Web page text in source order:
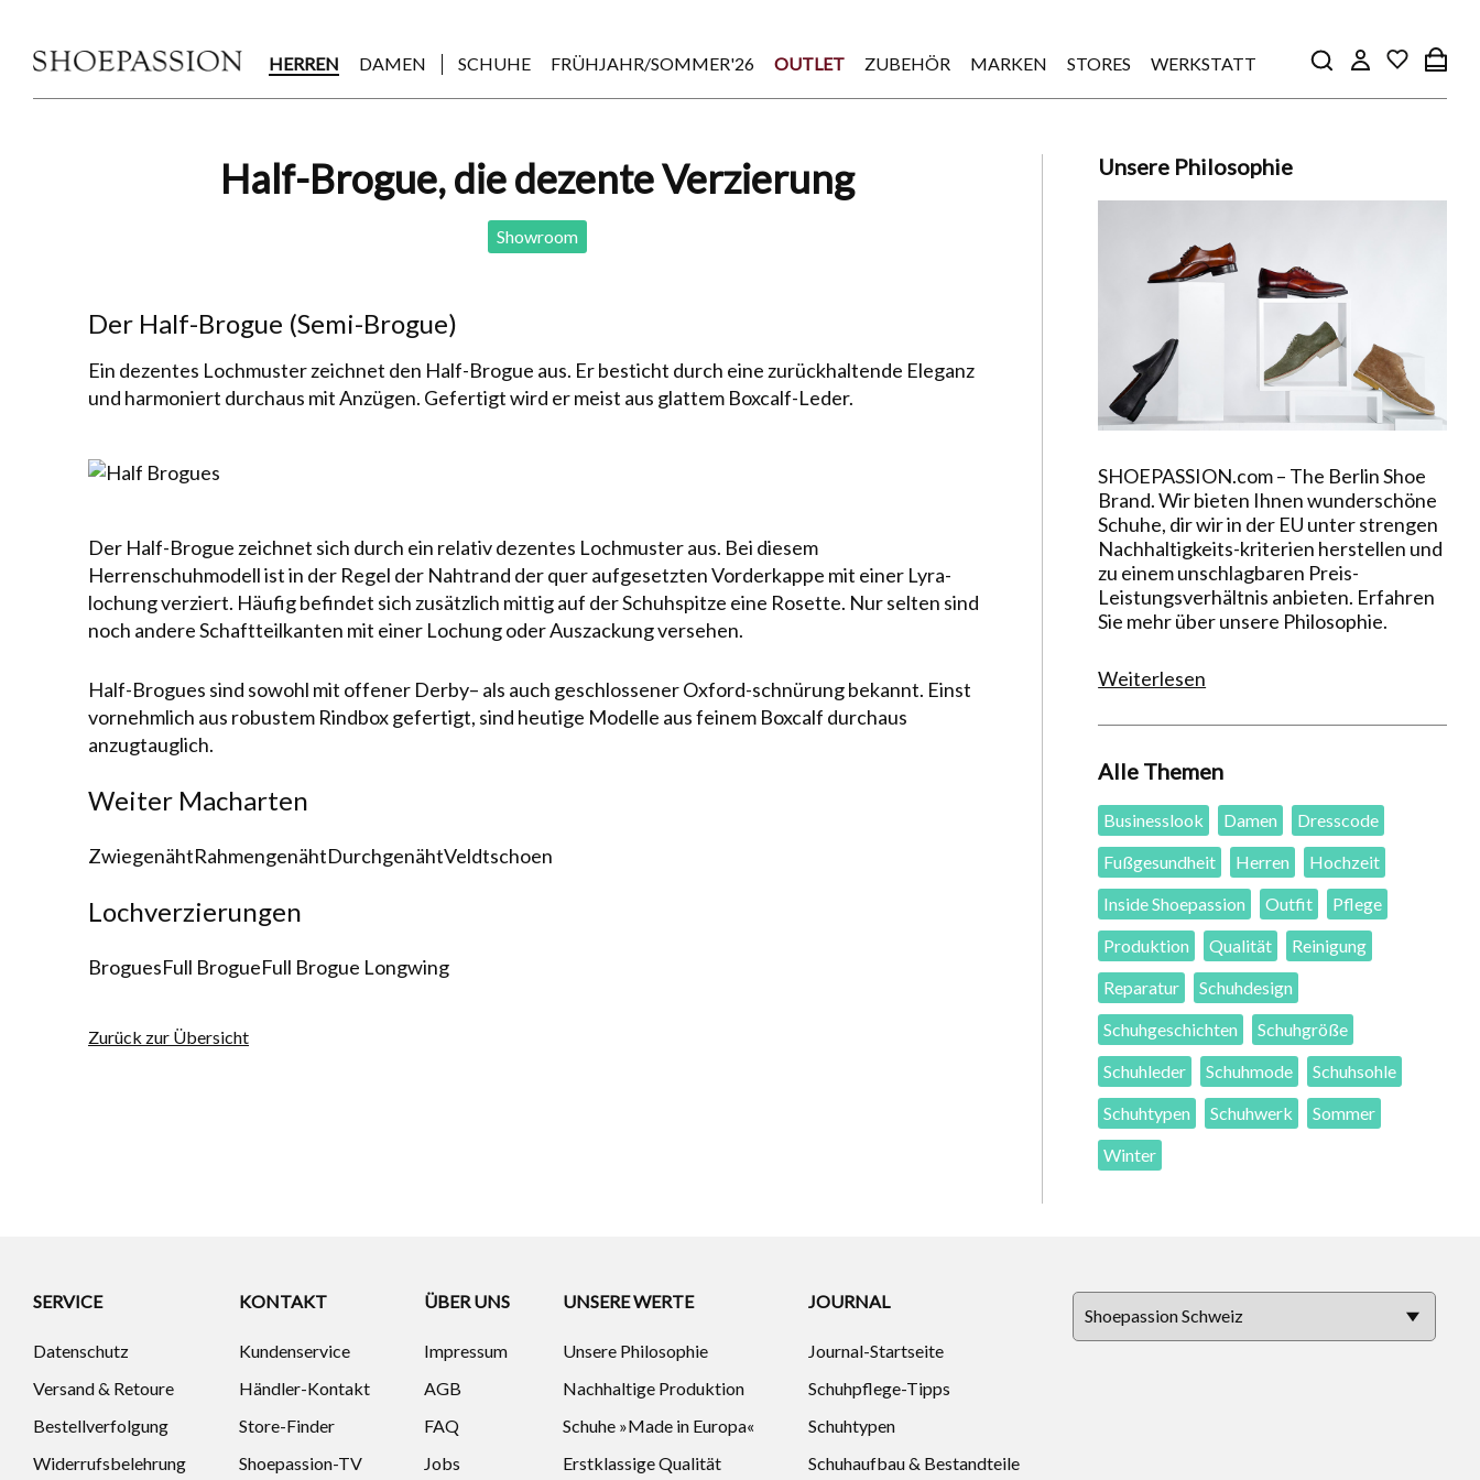
HERREN DAMEN SCHUHE FRÜHJAHR/SOMMER'26 OUTLET ZUBEHÖR MARKEN STORES WERKSTATT
Half-Brogue, die dezente Verzierung
Showroom
Der Half-Brogue (Semi-Brogue)
Ein dezentes Loch­mus­ter zeichnet den Half-Brogue aus. Er besticht durch eine zurückhaltende Eleganz
und harmoniert durchaus mit Anzügen. Gefertigt wird er meist aus glattem Boxcalf-Leder.
Der Half-Brogue zeichnet sich durch ein relativ dezentes Loch­muster aus. Bei diesem
Herrenschuhmodellist in der Regel der Naht­rand der quer aufgesetzten Vorderkappe mit einer Ly­ra­
loch­ung ver­ziert. Häufig befin­det sich zusätzlich mittig auf der Schuhspitze eine Rosette. Nur selten sind
noch andere Schaft­teilkanten mit einer Loch­ung oder Auszackung versehen.
Half-Brogues sind sowohl mit offener Derby– als auch geschlossenerOx­ford­-schnürung bekannt. Einst
vornehmlich aus robustem Rindboxgefertigt, sind heutige Modelle aus feinem Boxcalf durchaus
anzugtauglich.
Weiter Macharten
ZwiegenähtRahmengenähtDurchgenähtVeldtschoen
Lochverzierungen
BroguesFull BrogueFull Brogue Longwing
Zurück zur Übersicht
Unsere Philosophie
SHOEPASSION.com – The Berlin Shoe
Brand. Wir bieten Ihnen wunderschöne
Schuhe, dir wir in der EU unter strengen
Nachhaltigkeits-kriterien herstellen und
zu einem unschlagbaren Preis-
Leistungsverhältnis anbieten. Erfahren
Sie mehr über unsere Philosophie.
Weiterlesen
Alle Themen
Businesslook Damen
Dresscode
Fußgesundheit
Herren
Hochzeit
Inside Shoepassion
Outfit
Pflege
Produktion
Qualität
Reinigung
Reparatur
Schuhdesign
Schuhgeschichten
Schuhgröße
Schuhleder
Schuhmode
Schuhsohle
Schuhtypen
Schuhwerk
Sommer
Winter
SERVICE
Datenschutz
Versand & Retoure
Bestellverfolgung
Widerrufsbelehrung
KONTAKT
Kundenservice
Händler-Kontakt
Store-Finder
Shoepassion-TV
ÜBER UNS
Impressum
AGB
FAQ
Jobs
UNSERE WERTE
Unsere Philosophie
Nachhaltige Produktion
Schuhe »Made in Europa«
Erstklassige Qualität
JOURNAL
Journal-Startseite
Schuhpflege-Tipps
Schuhtypen
Schuhaufbau & Bestandteile